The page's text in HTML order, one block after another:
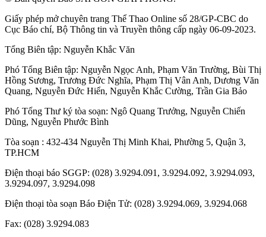
Giấy phép mở chuyên trang Thể Thao Online số 28/GP-CBC do
Cục Báo chí, Bộ Thông tin và Truyền thông cấp ngày 06-09-2023.
Tổng Biên tập: Nguyễn Khắc Văn
Phó Tổng Biên tập: Nguyễn Ngọc Anh, Phạm Văn Trường, Bùi Thị
Hồng Sương, Trương Đức Nghĩa, Phạm Thị Vân Anh, Dương Văn
Quang, Nguyễn Đức Hiển, Nguyễn Khắc Cường, Trần Gia Bảo
Phó Tổng Thư ký tòa soạn: Ngô Quang Trưởng, Nguyễn Chiến
Dũng, Nguyễn Phước Bình
Tòa soạn : 432-434 Nguyễn Thị Minh Khai, Phường 5, Quận 3,
TP.HCM
Điện thoại báo SGGP: (028) 3.9294.091, 3.9294.092, 3.9294.093,
3.9294.097, 3.9294.098
Điện thoại tòa soạn Báo Điện Tử: (028) 3.9294.069, 3.9294.068
Fax: (028) 3.9294.083